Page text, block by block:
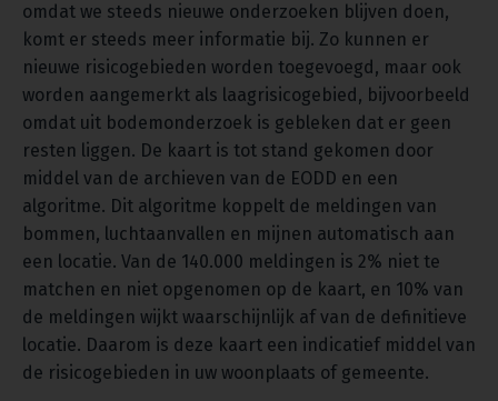
omdat we steeds nieuwe onderzoeken blijven doen,
komt er steeds meer informatie bij. Zo kunnen er
nieuwe risicogebieden worden toegevoegd, maar ook
worden aangemerkt als laagrisicogebied, bijvoorbeeld
omdat uit bodemonderzoek is gebleken dat er geen
resten liggen. De kaart is tot stand gekomen door
middel van de archieven van de EODD en een
algoritme. Dit algoritme koppelt de meldingen van
bommen, luchtaanvallen en mijnen automatisch aan
een locatie. Van de 140.000 meldingen is 2% niet te
matchen en niet opgenomen op de kaart, en 10% van
de meldingen wijkt waarschijnlijk af van de definitieve
locatie. Daarom is deze kaart een indicatief middel van
de risicogebieden in uw woonplaats of gemeente.